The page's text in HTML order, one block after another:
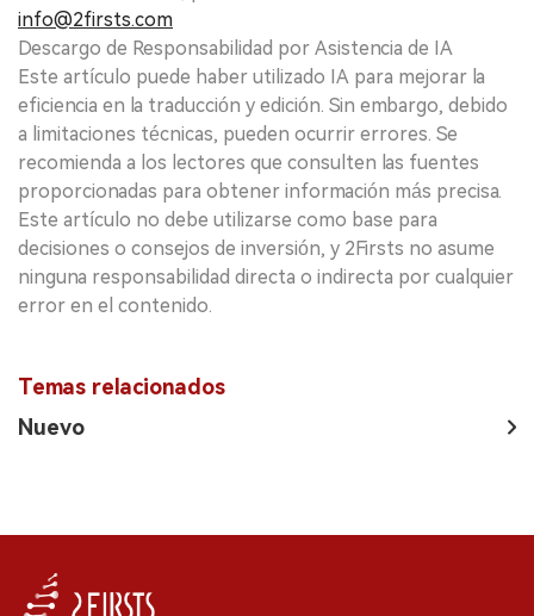
info@2firsts.com
Descargo de Responsabilidad por Asistencia de IA
Este artículo puede haber utilizado IA para mejorar la
eficiencia en la traducción y edición. Sin embargo, debido
a limitaciones técnicas, pueden ocurrir errores. Se
recomienda a los lectores que consulten las fuentes
proporcionadas para obtener información más precisa.
Este artículo no debe utilizarse como base para
decisiones o consejos de inversión, y 2Firsts no asume
ninguna responsabilidad directa o indirecta por cualquier
error en el contenido.
Temas relacionados
Nuevo